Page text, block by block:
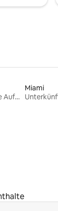
Unterkünfte für längere Aufenthalte
Miami